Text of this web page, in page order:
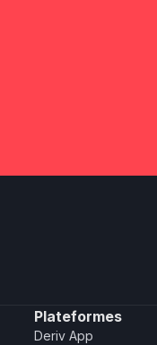
Plateformes
Deriv App